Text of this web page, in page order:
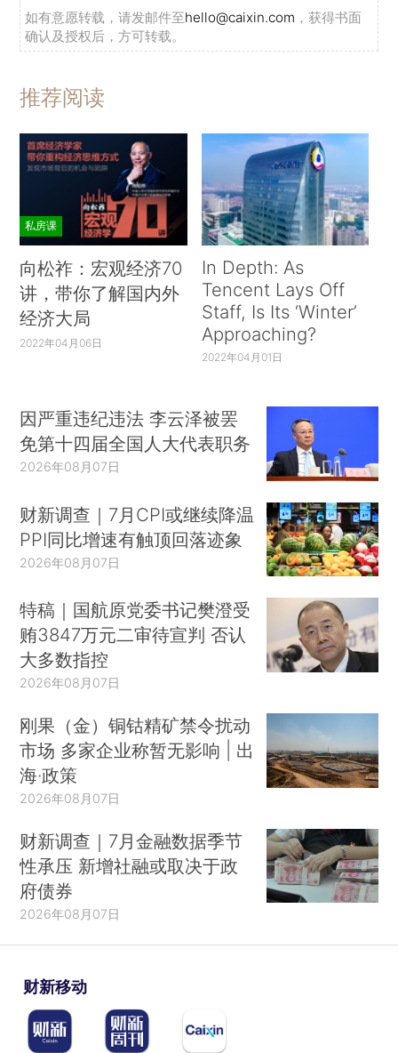
如有意愿转载，请发邮件至hello@caixin.com ，获得书面
确认及授权后，方可转载。
推荐阅读
私房课
向松祚：宏观经济70
讲，带你了解国内外
经济大局
2022年04月06日
In Depth: As
Tencent Lays Off
Staff, Is Its ‘Winter’
Approaching?
2022年04月01日
因严重违纪违法 李云泽被罢
免第十四届全国人大代表职务
2026年08月07日
财新调查｜7月CPI或继续降温
PPI同比增速有触顶回落迹象
2026年08月07日
特稿｜国航原党委书记樊澄受
贿3847万元二审待宣判 否认
大多数指控
2026年08月07日
刚果（金）铜钴精矿禁令扰动
市场 多家企业称暂无影响 | 出
海·政策
2026年08月07日
财新调查｜7月金融数据季节
性承压 新增社融或取决于政
府债券
2026年08月07日
财新移动